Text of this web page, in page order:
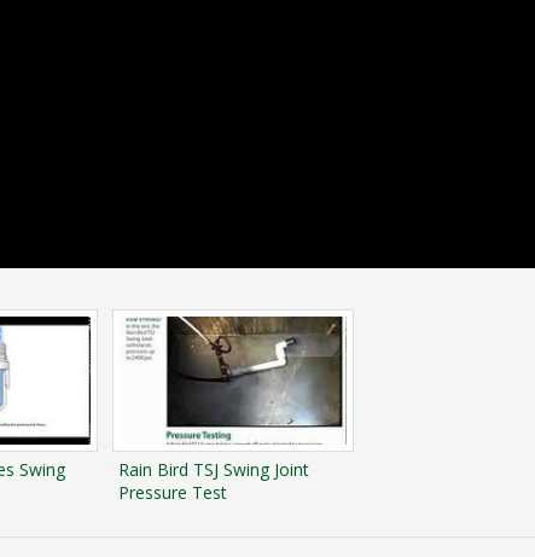
Swing
Rain Bird TSJ Swing Joint
Pressure Test